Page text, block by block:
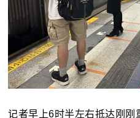
记者早上6时半左右抵达刚刚